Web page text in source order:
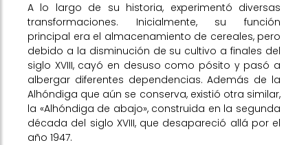
A lo largo de su historia, experimentó diversas
transformaciones. Inicialmente, su función
principal era el almacenamiento de cereales, pero
debido a la disminución de su cultivo a finales del
siglo XVIII, cayó en desuso como pósito y pasó a
albergar diferentes dependencias. Además de la
Alhóndiga que aún se conserva, existió otra similar,
la «Alhóndiga de abajo», construida en la segunda
década del siglo XVIII, que desapareció allá por el
año 1947.